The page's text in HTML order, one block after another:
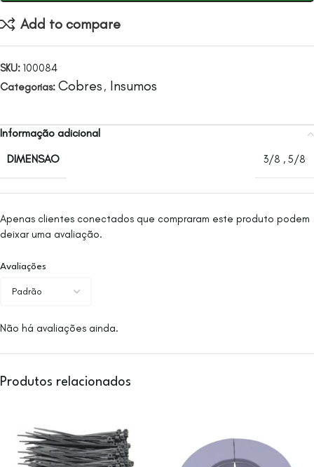
Add to compare
SKU: 100084
Categorias: Cobres , Insumos
Informação adicional
DIMENSAO
3/8 , 5/8
Avaliações
Não há avaliações ainda.
Apenas clientes conectados que compraram este produto podem
deixar uma avaliação.
Produtos relacionados